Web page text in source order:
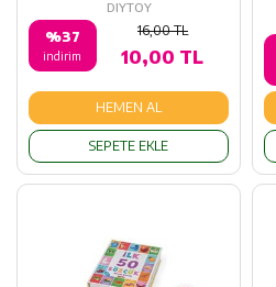
DIYTOY
%37
indirim
16,00 TL
10,00 TL
HEMEN AL
SEPETE EKLE